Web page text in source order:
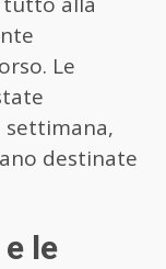
Le
settimana,
destinate
le